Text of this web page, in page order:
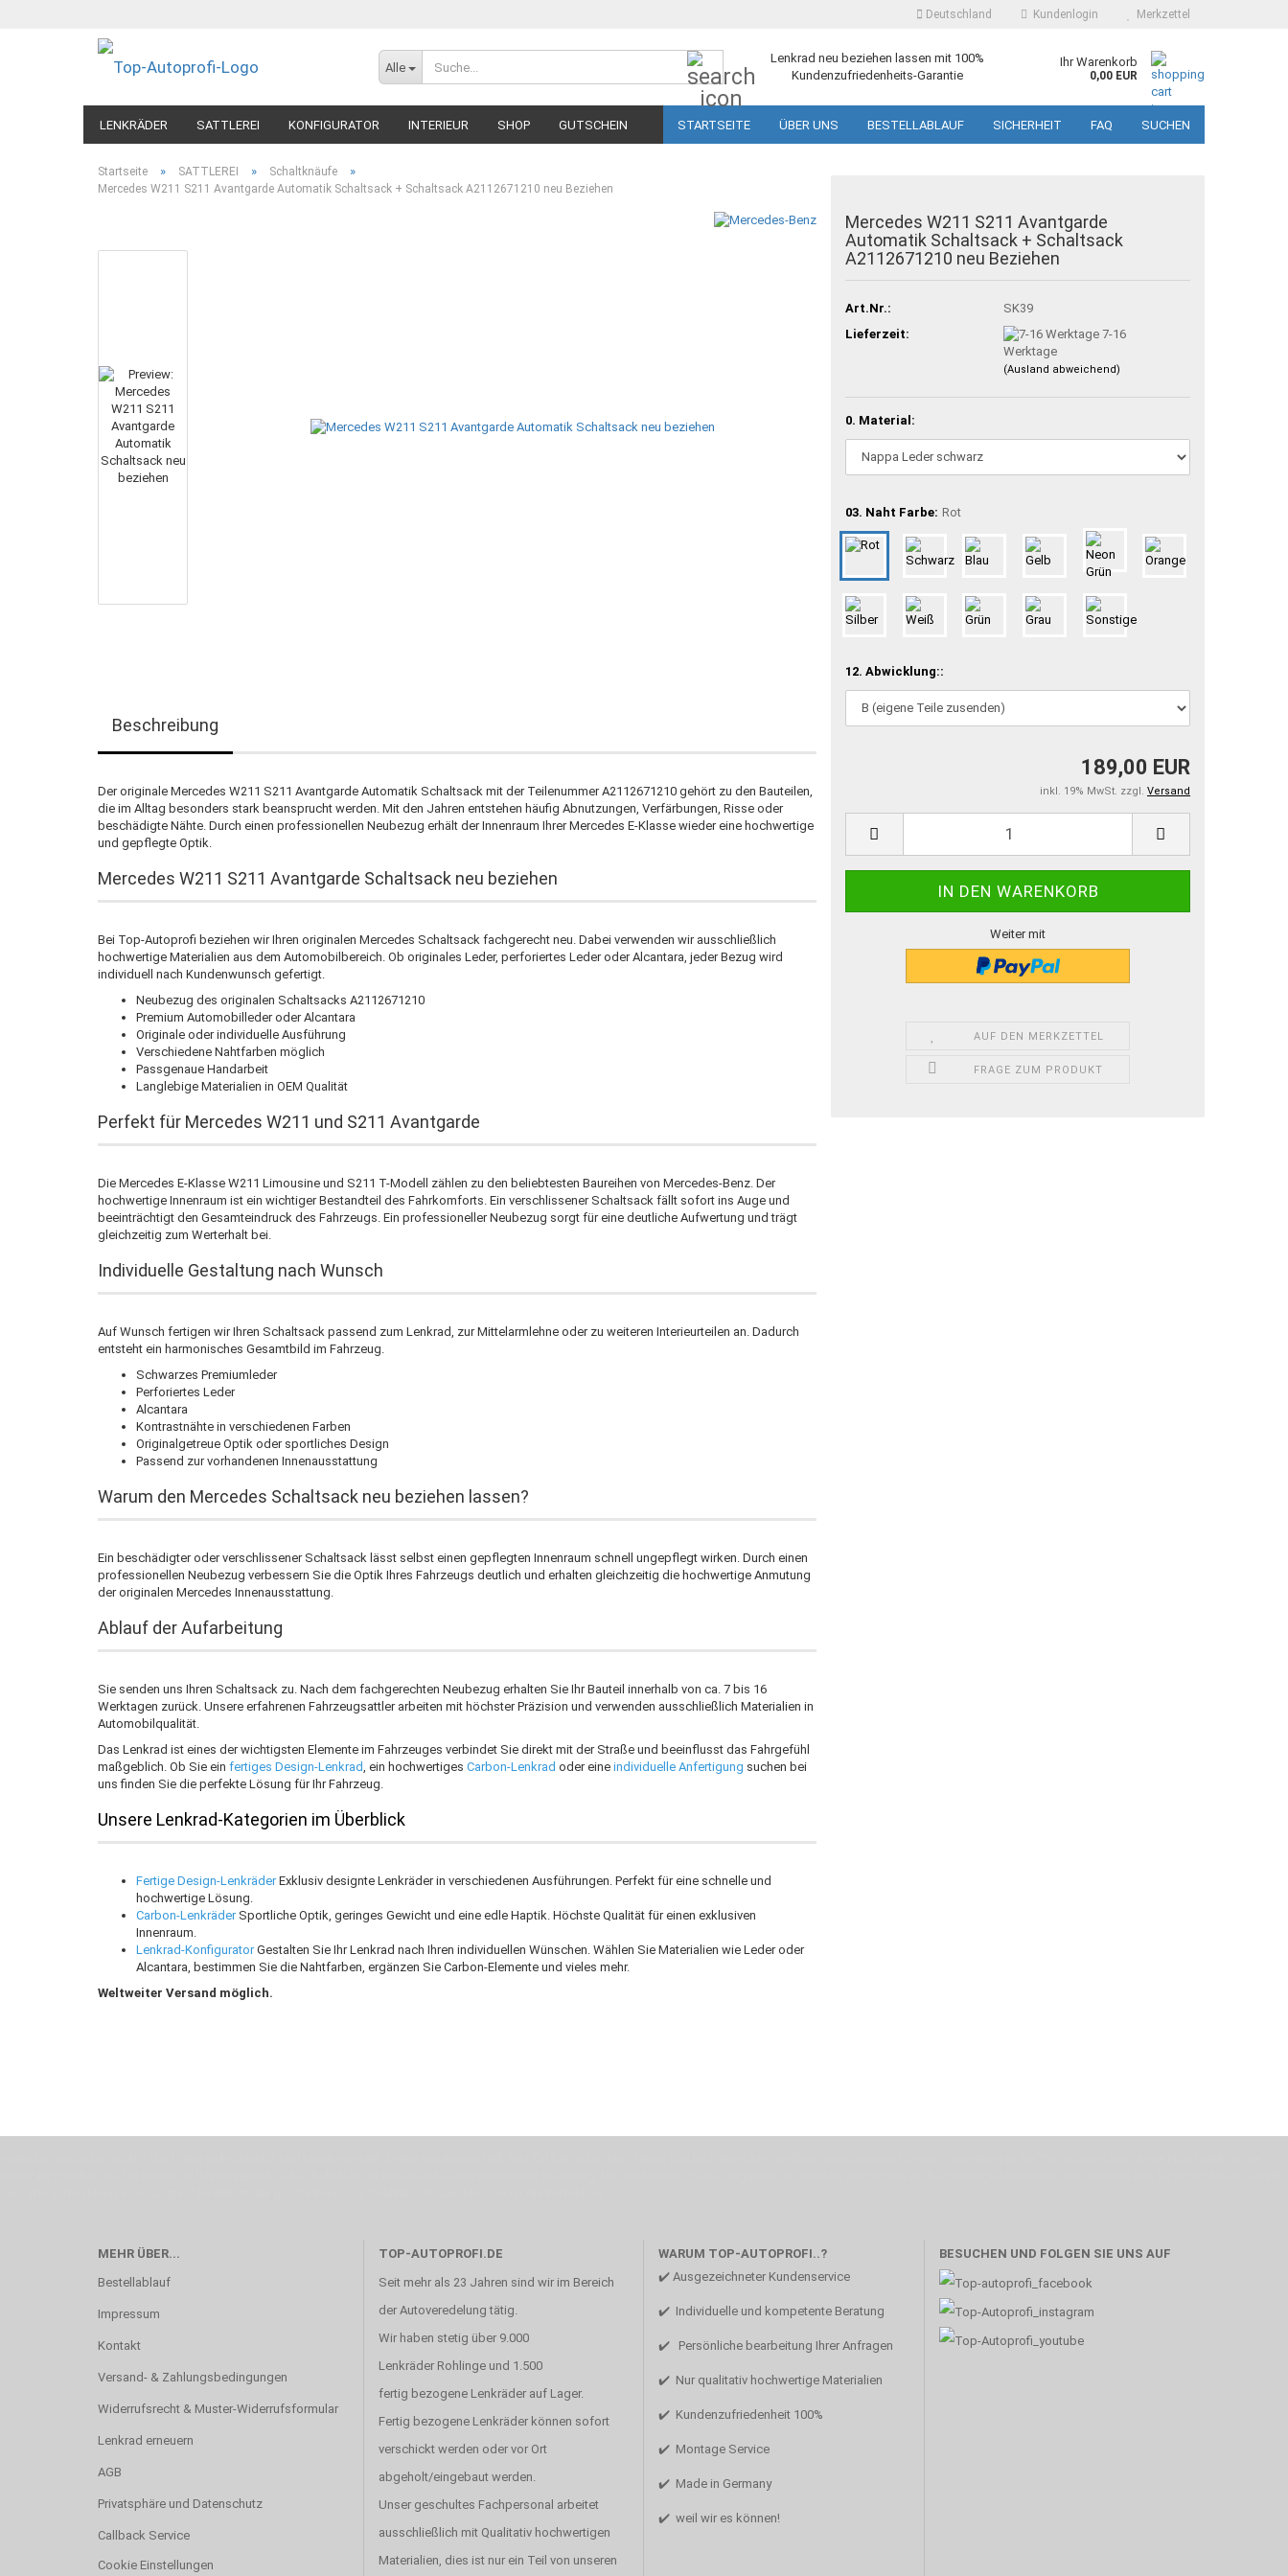
Deutschland Kundenlogin Merkzettel
Alle
Lenkrad neu beziehen lassen mit 100%
Kundenzufriedenheits-Garantie
Ihr Warenkorb
0,00 EUR
LENKRÄDER SATTLEREI KONFIGURATOR INTERIEUR SHOP GUTSCHEIN STARTSEITE ÜBER UNS BESTELLABLAUF SICHERHEIT FAQ SUCHEN
Startseite » SATTLEREI » Schaltknäufe »
Mercedes W211 S211 Avantgarde Automatik Schaltsack + Schaltsack A2112671210 neu Beziehen
Mercedes W211 S211 Avantgarde
Automatik Schaltsack + Schaltsack
A2112671210 neu Beziehen
Art.Nr.:
SK39
Lieferzeit:
7-16
Werktage
(Ausland abweichend)
0. Material:
03. Naht Farbe: Rot
12. Abwicklung::
189,00 EUR
inkl. 19% MwSt. zzgl. Versand
Weiter mit
AUF DEN MERKZETTEL
FRAGE ZUM PRODUKT
Beschreibung
Der originale Mercedes W211 S211 Avantgarde Automatik Schaltsack mit der Teilenummer A2112671210 gehört zu den Bauteilen,
die im Alltag besonders stark beansprucht werden. Mit den Jahren entstehen häufig Abnutzungen, Verfärbungen, Risse oder
beschädigte Nähte. Durch einen professionellen Neubezug erhält der Innenraum Ihrer Mercedes E-Klasse wieder eine hochwertige
und gepflegte Optik.
Mercedes W211 S211 Avantgarde Schaltsack neu beziehen
Bei Top-Autoprofi beziehen wir Ihren originalen Mercedes Schaltsack fachgerecht neu. Dabei verwenden wir ausschließlich
hochwertige Materialien aus dem Automobilbereich. Ob originales Leder, perforiertes Leder oder Alcantara, jeder Bezug wird
individuell nach Kundenwunsch gefertigt.
Neubezug des originalen Schaltsacks A2112671210
Premium Automobilleder oder Alcantara
Originale oder individuelle Ausführung
Verschiedene Nahtfarben möglich
Passgenaue Handarbeit
Langlebige Materialien in OEM Qualität
Perfekt für Mercedes W211 und S211 Avantgarde
Die Mercedes E-Klasse W211 Limousine und S211 T-Modell zählen zu den beliebtesten Baureihen von Mercedes-Benz. Der
hochwertige Innenraum ist ein wichtiger Bestandteil des Fahrkomforts. Ein verschlissener Schaltsack fällt sofort ins Auge und
beeinträchtigt den Gesamteindruck des Fahrzeugs. Ein professioneller Neubezug sorgt für eine deutliche Aufwertung und trägt
gleichzeitig zum Werterhalt bei.
Individuelle Gestaltung nach Wunsch
Auf Wunsch fertigen wir Ihren Schaltsack passend zum Lenkrad, zur Mittelarmlehne oder zu weiteren Interieurteilen an. Dadurch
entsteht ein harmonisches Gesamtbild im Fahrzeug.
Schwarzes Premiumleder
Perforiertes Leder
Alcantara
Kontrastnähte in verschiedenen Farben
Originalgetreue Optik oder sportliches Design
Passend zur vorhandenen Innenausstattung
Warum den Mercedes Schaltsack neu beziehen lassen?
Ein beschädigter oder verschlissener Schaltsack lässt selbst einen gepflegten Innenraum schnell ungepflegt wirken. Durch einen
professionellen Neubezug verbessern Sie die Optik Ihres Fahrzeugs deutlich und erhalten gleichzeitig die hochwertige Anmutung
der originalen Mercedes Innenausstattung.
Ablauf der Aufarbeitung
Sie senden uns Ihren Schaltsack zu. Nach dem fachgerechten Neubezug erhalten Sie Ihr Bauteil innerhalb von ca. 7 bis 16
Werktagen zurück. Unsere erfahrenen Fahrzeugsattler arbeiten mit höchster Präzision und verwenden ausschließlich Materialien in
Automobilqualität.
Das Lenkrad ist eines der wichtigsten Elemente im Fahrzeuges verbindet Sie direkt mit der Straße und beeinflusst das Fahrgefühl
maßgeblich. Ob Sie ein fertiges Design-Lenkrad, ein hochwertiges Carbon-Lenkrad oder eine individuelle Anfertigung suchen bei
uns finden Sie die perfekte Lösung für Ihr Fahrzeug.
Unsere Lenkrad-Kategorien im Überblick
Fertige Design-LenkräderExklusiv designte Lenkräder in verschiedenen Ausführungen. Perfekt für eine schnelle und
hochwertige Lösung.
Carbon-LenkräderSportliche Optik, geringes Gewicht und eine edle Haptik. Höchste Qualität für einen exklusiven
Innenraum.
Lenkrad-KonfiguratorGestalten Sie Ihr Lenkrad nach Ihren individuellen Wünschen. Wählen Sie Materialien wie Leder oder
Alcantara, bestimmen Sie die Nahtfarben, ergänzen Sie Carbon-Elemente und vieles mehr.
Weltweiter Versand möglich.
MEHR ÜBER...
Bestellablauf
Impressum
Kontakt
Versand- & Zahlungsbedingungen
Widerrufsrecht & Muster-Widerrufsformular
Lenkrad erneuern
AGB
Privatsphäre und Datenschutz
Callback Service
Cookie Einstellungen
TOP-AUTOPROFI.DE
Seit mehr als 23 Jahren sind wir im Bereich
der Autoveredelung tätig.
Wir haben stetig über 9.000
Lenkräder Rohlinge und 1.500
fertig bezogene Lenkräder auf Lager.
Fertig bezogene Lenkräder können sofort
verschickt werden oder vor Ort
abgeholt/eingebaut werden.
Unser geschultes Fachpersonal arbeitet
ausschließlich mit Qualitativ hochwertigen
Materialien, dies ist nur ein Teil von unseren
WARUM TOP-AUTOPROFI..?
✔️ Ausgezeichneter Kundenservice
✔️ Individuelle und kompetente Beratung
✔️ Persönliche bearbeitung Ihrer Anfragen
✔️ Nur qualitativ hochwertige Materialien
✔️ Kundenzufriedenheit 100%
✔️ Montage Service
✔️ Made in Germany
✔️ weil wir es können!
BESUCHEN UND FOLGEN SIE UNS AUF